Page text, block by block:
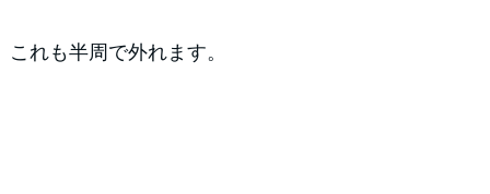
れも半周で外れます。